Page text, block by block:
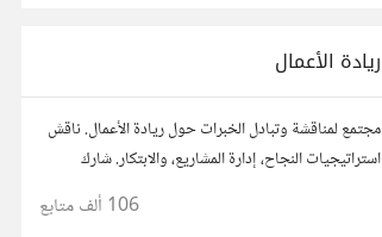
ريادة الأعمال
مجتمع لمناقشة وتبادل الخبرات حول ريادة الأعمال. ناقش
استراتيجيات النجاح، إدارة المشاريع، والابتكار. شارك
أفكارك، قصص نجاحك، وأسئلتك، وتواصل مع رواد أعمال
106 ألف متابع